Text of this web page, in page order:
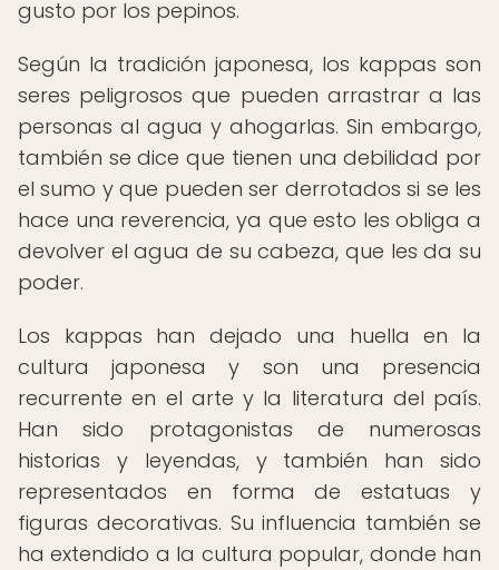
gusto por los pepinos.
Según la tradición japonesa, los kappas son
seres peligrosos que pueden arrastrar a las
personas al agua y ahogarlas. Sin embargo,
también se dice que tienen una debilidad por
el sumo y que pueden ser derrotados si se les
hace una reverencia, ya que esto les obliga a
devolver el agua de su cabeza, que les da su
poder.
Los kappas han dejado una huella en la
cultura japonesa y son una presencia
recurrente en el arte y la literatura del país.
Han sido protagonistas de numerosas
historias y leyendas, y también han sido
representados en forma de estatuas y
figuras decorativas. Su influencia también se
ha extendido a la cultura popular, donde han